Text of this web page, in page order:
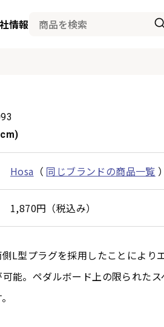
情報
Hosa （ 同じブランドの商品一覧 ）
1,870円（税込み）
L型プラグを採用したことにより
能。ペダルボード上の限られた